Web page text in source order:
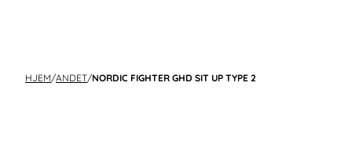
HJEM/ANDET/NORDIC FIGHTER GHD SIT UP TYPE 2